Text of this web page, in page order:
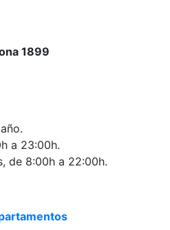
1899
a 23:00h.
de 8:00h a 22:00h.